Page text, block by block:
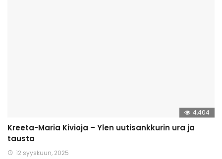
4,404
Kreeta-Maria Kivioja – Ylen uutisankkurin ura ja
tausta
12 syyskuun, 2025